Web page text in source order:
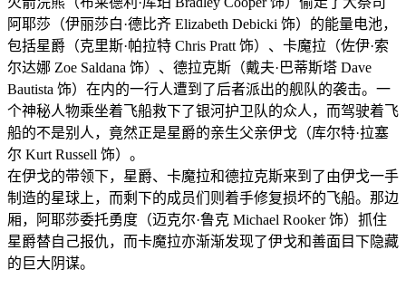
阿耶莎（伊丽莎白·德比齐 Elizabeth Debicki 饰）的能量电池，
包括星爵（克里斯·帕拉特 Chris Pratt 饰）、卡魔拉（佐伊·索
尔达娜 Zoe Saldana 饰）、德拉克斯（戴夫·巴蒂斯塔 Dave
Bautista 饰）在内的一行人遭到了后者派出的舰队的袭击。一
个神秘人物乘坐着飞船救下了银河护卫队的众人，而驾驶着飞
船的不是别人，竟然正是星爵的亲生父亲伊戈（库尔特·拉塞
尔 Kurt Russell 饰）。
在伊戈的带领下，星爵、卡魔拉和德拉克斯来到了由伊戈一手
制造的星球上，而剩下的成员们则着手修复损坏的飞船。那边
厢，阿耶莎委托勇度（迈克尔·鲁克 Michael Rooker 饰）抓住
星爵替自己报仇，而卡魔拉亦渐渐发现了伊戈和善面目下隐藏
的巨大阴谋。